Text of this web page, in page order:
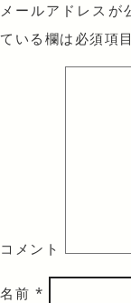
メールアドレスが
ている欄は必須項
コメント
名前 *